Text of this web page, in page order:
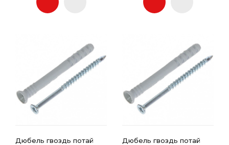
Дюбель гвоздь потай
Дюбель гвоздь потай